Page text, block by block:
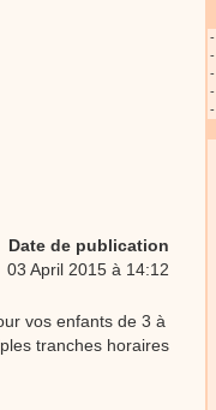
les parents, les
simplement avec les
manuelle, dessins,
Date de publication
03 April 2015 à 14:12
vos enfants de 3 à
tranches horaires
-
-
-
-
-